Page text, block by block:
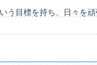
う目標を持ち、日々を